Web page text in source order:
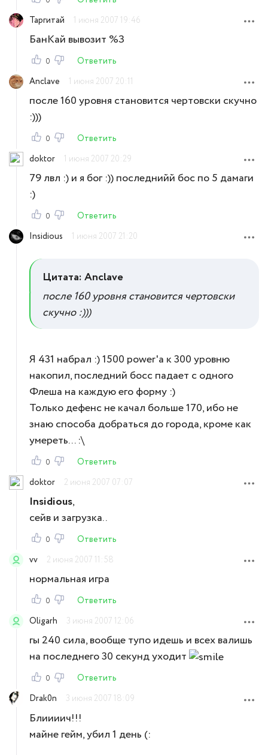
Таргитай
1 июня 2007 19:46
БанКай вывозит %З
0
Ответить
Anclave
1 июня 2007 20:11
после 160 уровня становится чертовски скучно
:)))
0
Ответить
doktor
1 июня 2007 20:29
79 лвл :) и я бог :)) последнийй бос по 5 дамаги
:)
0
Ответить
Insidious
1 июня 2007 21:20
Цитата: Anclave
после 160 уровня становится чертовски
скучно :)))
Я 431 набрал :) 1500 power'a к 300 уровню
накопил, последний босс падает с одного
Флеша на каждую его форму :)
Только дефенс не качал больше 170, ибо не
знаю способа добраться до города, кроме как
умереть... :\
0
Ответить
doktor
2 июня 2007 07:07
Insidious,
сейв и загрузка..
0
Ответить
vv
2 июня 2007 11:58
нормальная игра
0
Ответить
Oligarh
3 июня 2007 12:06
гы 240 сила, вообще тупо идешь и всех валишь
на последнего 30 секунд уходит
0
Ответить
Drak0n
3 июня 2007 18:09
Блиииич!!!
майне гейм, убил 1 день (: